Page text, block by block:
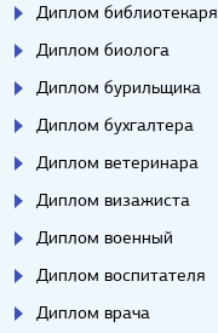
Диплом библиотекаря
Диплом биолога
Диплом бурильщика
Диплом бухгалтера
Диплом ветеринара
Диплом визажиста
Диплом военный
Диплом воспитателя
Диплом врача